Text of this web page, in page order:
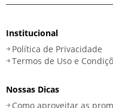
Institucional
Política de Privacidade
Termos de Uso e
Nossas Dicas
Como aproveitar as